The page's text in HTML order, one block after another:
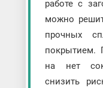
работе с
можно
прочных
покрытием.
на нет
снизить